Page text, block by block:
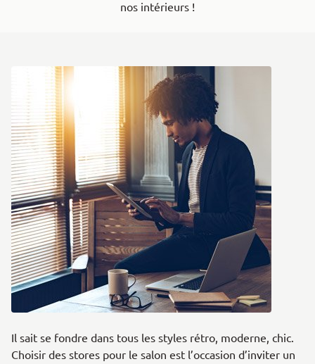
nos intérieurs !
Il sait se fondre dans tous les styles rétro, moderne, chic.
Choisir des stores pour le salon est l’occasion d’inviter un